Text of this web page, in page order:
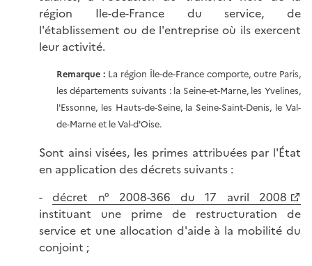
région Ile-de-France du service, de
l'établissement ou de l'entreprise où ils exercent
leur activité.
Remarque :La région Île-de-France comporte, outre Paris,
les départements suivants : la Seine-et-Marne, les Yvelines,
l'Essonne, les Hauts-de-Seine, la Seine-Saint-Denis, le Val-
de-Marne et le Val-d'Oise.
Sont ainsi visées, les primes attribuées par l'État
en application des décrets suivants :
-décret n° 2008-366 du 17 avril 2008
instituant une prime de restructuration de
service et une allocation d'aide à la mobilité du
conjoint ;